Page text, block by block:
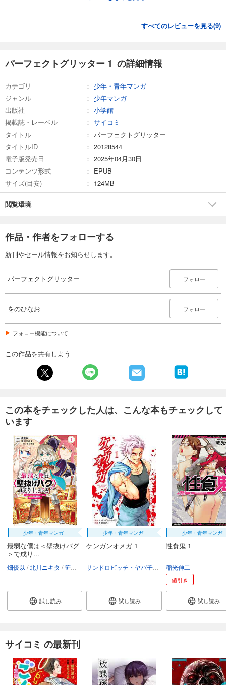
すべてのレビューを見る(9)
パーフェクトグリッター 1 の詳細情報
カテゴリ
少年・青年マンガ
ジャンル
少年マンガ
出版社
小学館
掲載誌・レーベル
サイコミ
タイトル
パーフェクトグリッター
タイトルID
20128544
電子版発売日
2025年04月30日
コンテンツ形式
EPUB
サイズ(目安)
124MB
閲覧環境
作品・作者をフォローする
新刊やセール情報をお知らせします。
パーフェクトグリッター フォロー
をのひなお フォロー
フォロー機能について
この作品を共有しよう
この本をチェックした人は、こんな本もチェックして
います
少年・青年マンガ
最弱な僕は＜壁抜けバグ
＞で成り...
畑優以 北川ニキタ 笹目めと
試し読み
少年・青年マンガ
ケンガンオメガ 1
だろめおん
試し読み
少年・青年マンガ
性食鬼 1
稲光伸二
値引き
試し読み
サイコミ の最新刊